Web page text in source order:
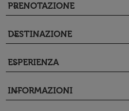
PRENOTAZIONE
keyboard_arrow_down
DESTINAZIONE
keyboard_arrow_down
ESPERIENZA
keyboard_arrow_down
INFORMAZIONI
keyboard_arrow_down